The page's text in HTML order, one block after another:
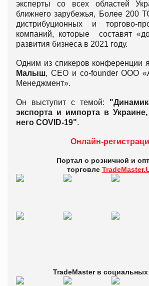
эксперты со всех областей
ближнего зарубежья, Более 200
дистрибуционных и торгово-
компаний, которые составят
развития бизнеса в 2021 году.
Одним из спикеров конференции
Малыш, CEO и co-founder ООО
Менеджмент».
Он выступит с темой:
экспорта и импорта в
него COVID-19".
Онлайн-
Портал о розничной и
торговле
TradeMaster в социальных